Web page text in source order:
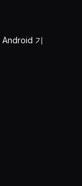
Android 기